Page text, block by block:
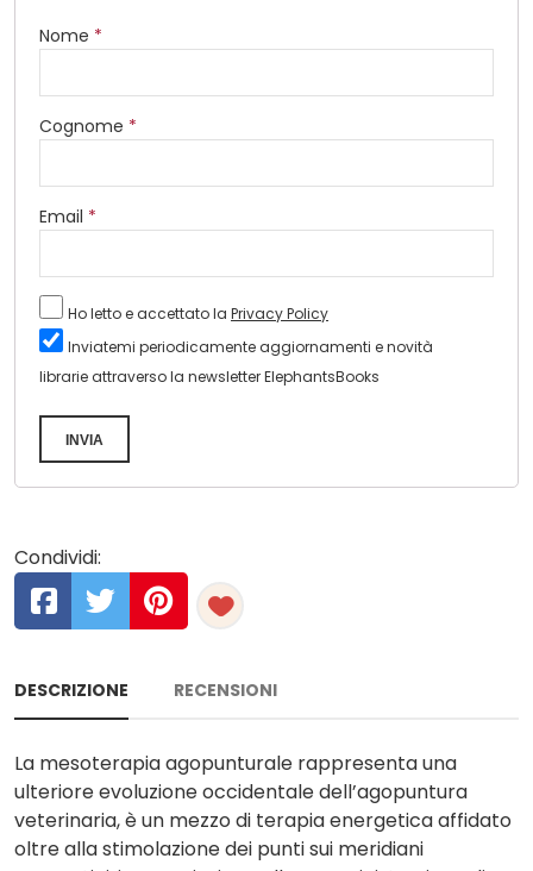
Nome *
Cognome *
Email *
Ho letto e accettato la Privacy Policy
Inviatemi periodicamente aggiornamenti e novità
librarie attraverso la newsletter ElephantsBooks
INVIA
Condividi:
DESCRIZIONE RECENSIONI
La mesoterapia agopunturale rappresenta una
ulteriore evoluzione occidentale dell’agopuntura
veterinaria, è un mezzo di terapia energetica affidato
oltre alla stimolazione dei punti sui meridiani